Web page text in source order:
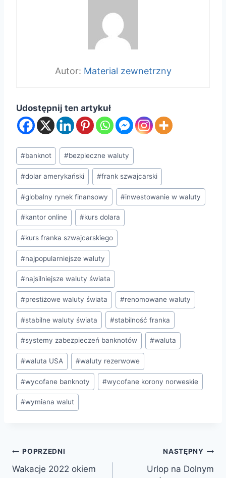
Material zewnetrzny
Udostępnij ten artykuł
Tagi
wpisu:
#banknot #bezpieczne waluty
#dolar amerykański #frank szwajcarski
#globalny rynek finansowy #inwestowanie w waluty
#kantor online #kurs dolara
#kurs franka szwajcarskiego
#najpopularniejsze waluty
#najsilniejsze waluty świata
#prestiżowe waluty świata #renomowane waluty
#stabilne waluty świata #stabilność franka
#systemy zabezpieczeń banknotów #waluta
#waluta USA #waluty rezerwowe
#wycofane banknoty #wycofane korony norweskie
#wymiana walut
Nawigacja
POPRZEDNI
Wakacje 2022 okiem
NASTĘPNY
Urlop na Dolnym